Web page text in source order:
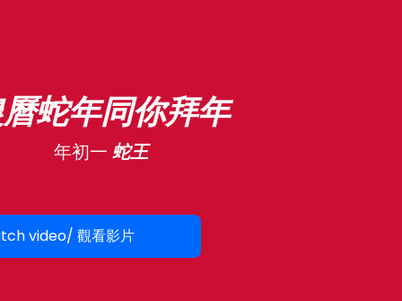
蛇年同你拜年
年初一 蛇王
video/ 觀看影片